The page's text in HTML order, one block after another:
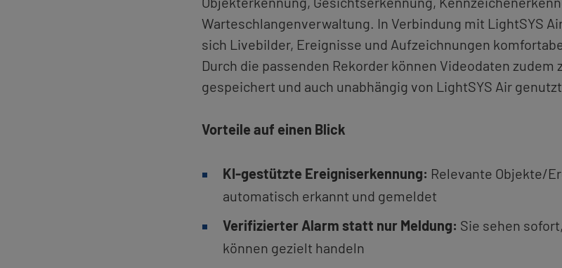
War­te­schlan­gen­ver­wal­tung. In Ver­bin­dung mit Light­SYS
sich Live­bil­der, Er­eig­nis­se und Auf­zeich­nun­gen
Durch die pas­sen­den Re­kor­der kön­nen Vi­deo­da­ten
ge­spei­chert und auch un­ab­hän­gig von Light­SYS Air
Vor­tei­le auf einen Blick
KI-ge­stütz­te Er­eig­nis­er­ken­nung: Re­le­van­te Ob­jek­te/
au­to­ma­tisch er­kannt und ge­mel­det
Ve­ri­fi­zier­ter Alarm statt nur Mel­dung: Sie sehen
kön­nen ge­zielt han­deln